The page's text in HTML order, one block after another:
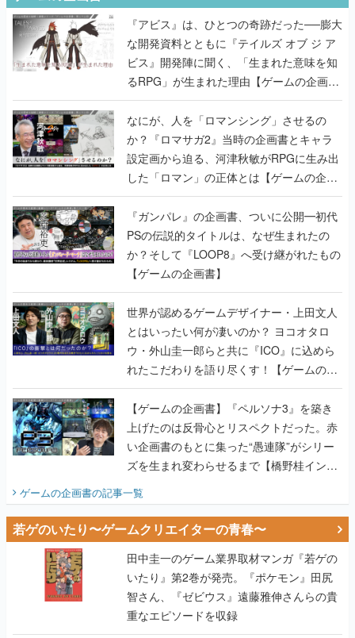
『アビス』は、ひとつの奇跡だった──膨大
な開発資料とともに『テイルズ オブ ジ ア
ビス』開発陣に聞く、「生まれた意味を知
るRPG」が生まれた理由【ゲームの企画
書】
なにが、人を「ロマンシング」させるの
か？『ロマサガ2』当時の企画書とキャラ
設定画から迫る、河津秋敏がRPGに生み出
した「ロマン」の正体とは【ゲームの企画
書】
『ガンパレ』の企画書、ついに公開━初代
PSの伝説的タイトルは、なぜ生まれたの
か？そして『LOOP8』へ受け継がれたもの
【ゲームの企画書】
世界が認めるゲームデザイナー・上田文人
とはいったい何が凄いのか？ ヨコオタロ
ウ・外山圭一郎らと共に『ICO』に込めら
れたこだわりを語り尽くす！【ゲームの企
画書】
【ゲームの企画書】『ペルソナ3』を築き
上げたのは反骨心とリスペクトだった。赤
い企画書のもとに集った“愚連隊”がシリー
ズを生まれ変わらせるまで【橋野桂インタ
ゲームの企画書の記事一覧
若ゲのいたり〜ゲームクリエイターの青春〜
田中圭一のゲーム業界取材マンガ『若ゲの
いたり』第2巻が発売。『ポケモン』田尻
智さん、『ゼビウス』遠藤雅伸さんらの貴
重なエピソードを収録